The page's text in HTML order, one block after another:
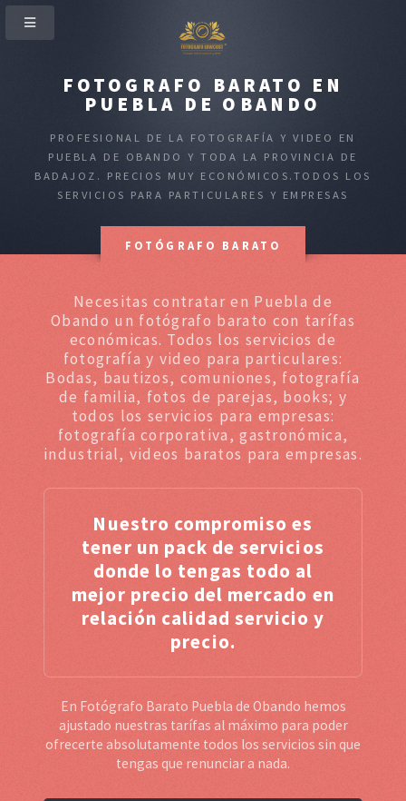
FOTOGRAFO BARATO EN
PUEBLA DE OBANDO
PROFESIONAL DE LA FOTOGRAFÍA Y VIDEO EN
PUEBLA DE OBANDO Y TODA LA PROVINCIA DE
BADAJOZ. PRECIOS MUY ECONÓMICOS.TODOS LOS
SERVICIOS PARA PARTICULARES Y EMPRESAS
FOTÓGRAFO BARATO
Necesitas contratar en Puebla de
Obando un fotógrafo barato con tarífas
económicas. Todos los servicios de
fotografía y video para particulares:
Bodas, bautizos, comuniones, fotografía
de familia, fotos de parejas, books; y
todos los servicios para empresas:
fotografía corporativa, gastronómica,
industrial, videos baratos para empresas.
Nuestro compromiso es
tener un pack de servicios
donde lo tengas todo al
mejor precio del mercado en
relación calidad servicio y
precio.
En Fotógrafo Barato Puebla de Obando hemos
ajustado nuestras tarífas al máximo para poder
ofrecerte absolutamente todos los servicios sin que
tengas que renunciar a nada.